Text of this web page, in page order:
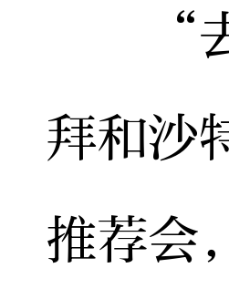
“去
拜和沙
推荐会